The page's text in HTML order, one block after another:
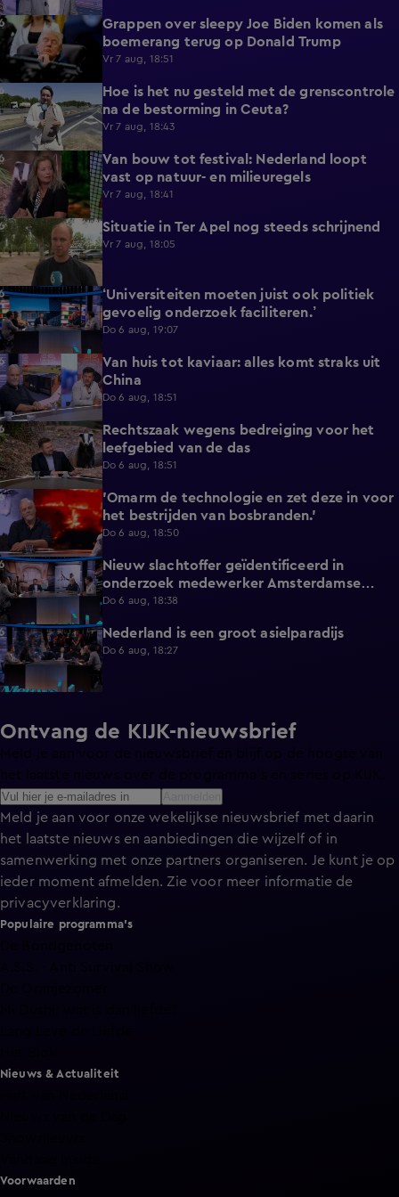
6:50
Grappen over sleepy Joe Biden komen als
boemerang terug op Donald Trump
Vr 7 aug, 18:51
6:23
Hoe is het nu gesteld met de grenscontrole
na de bestorming in Ceuta?
Vr 7 aug, 18:43
17:56
Van bouw tot festival: Nederland loopt
vast op natuur- en milieuregels
Vr 7 aug, 18:41
2:46 Situatie in Ter Apel nog steeds schrijnend
Vr 7 aug, 18:05
5:21
‘Universiteiten moeten juist ook politiek
gevoelig onderzoek faciliteren.’
Do 6 aug, 19:07
7:49
Van huis tot kaviaar: alles komt straks uit
China
Do 6 aug, 18:51
3:34
Rechtszaak wegens bedreiging voor het
leefgebied van de das
Do 6 aug, 18:51
3:43
'Omarm de technologie en zet deze in voor
het bestrijden van bosbranden.'
Do 6 aug, 18:50
9:50
Nieuw slachtoffer geïdentificeerd in
onderzoek medewerker Amsterdamse
kinderopvang
Do 6 aug, 18:38
9:51 Nederland is een groot asielparadijs
Do 6 aug, 18:27
Ontvang de KIJK-nieuwsbrief
Meld je aan voor de nieuwsbrief en blijf op de hoogte van
Meld je aan voor onze wekelijkse nieuwsbrief met daarin
het laatste nieuws en aanbiedingen die wijzelf of in
samenwerking met onze partners organiseren. Je kunt je op
ieder moment afmelden. Zie voor meer informatie de
privacyverklaring.
Populaire programma's
Nieuws & Actualiteit
Voorwaarden